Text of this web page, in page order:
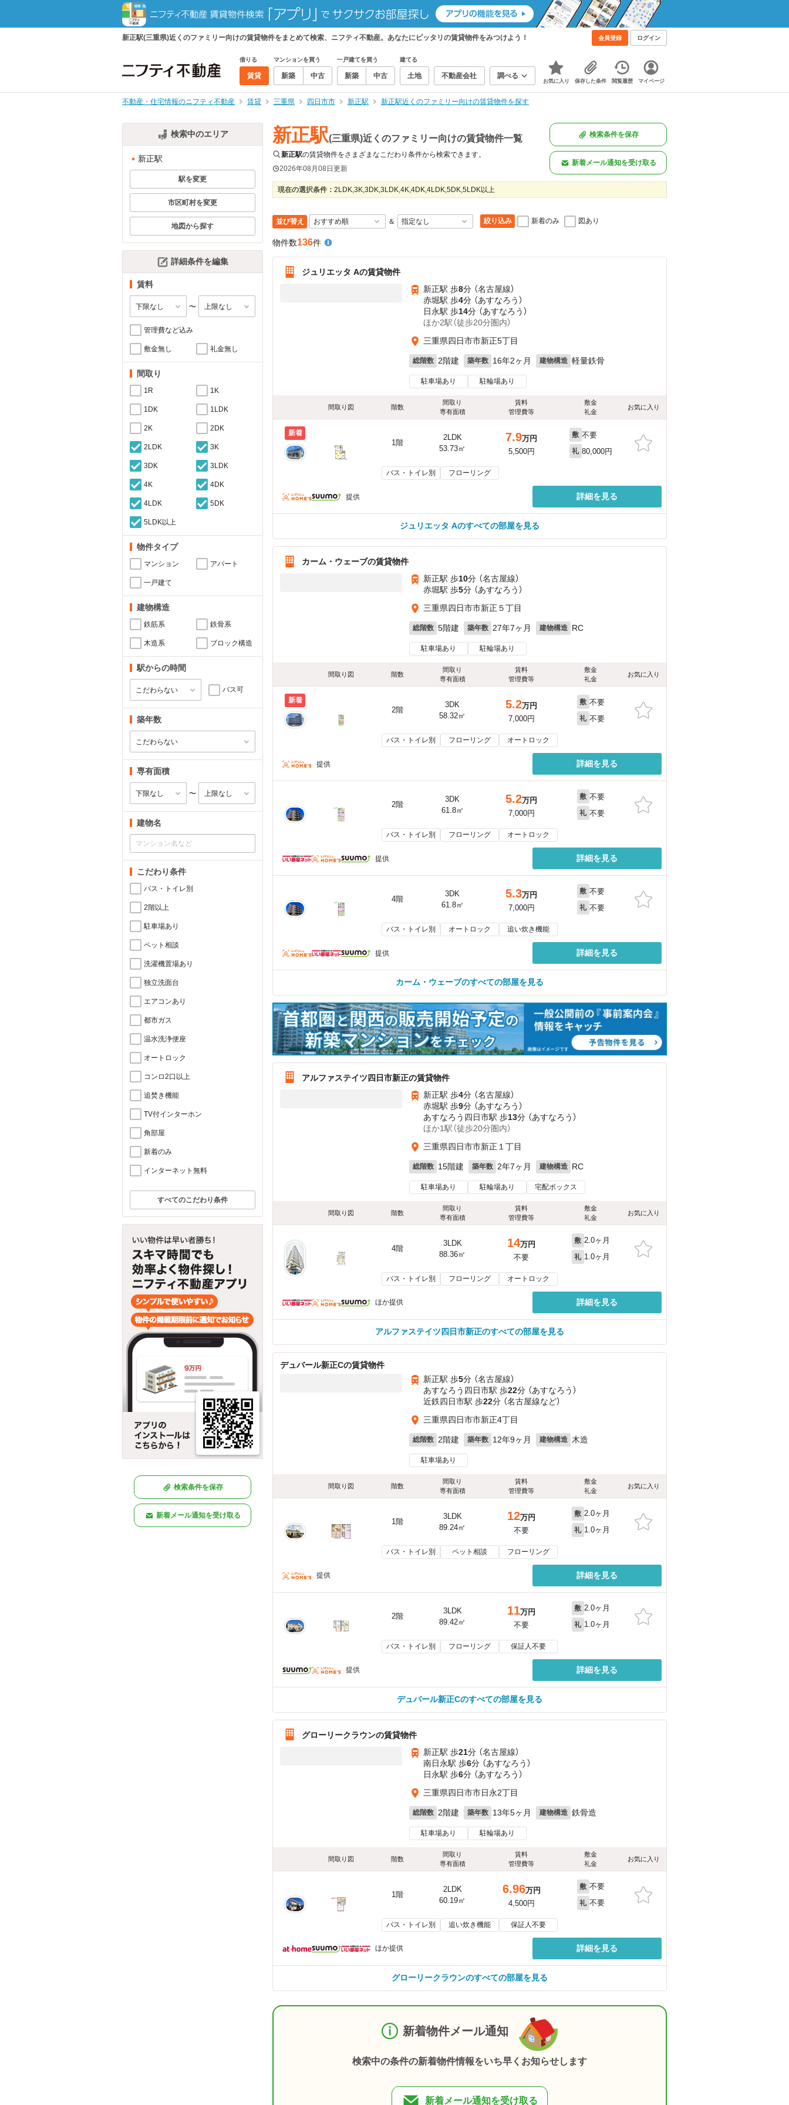
新正駅(三重県)近くのファミリー向けの賃貸物件をまとめて検索、ニフティ不動産。あなたにピッタリの賃貸物件をみつけよう！ 会員登録 ログイン
借りる
賃貸
マンションを買う
新築 中古
一戸建てを買う
新築 中古
建てる
土地 不動産会社 調べる
お気に入り 保存した条件 閲覧履歴 マイページ
不動産・住宅情報のニフティ不動産 賃貸 三重県 四日市市 新正駅 新正駅近くのファミリー向けの賃貸物件を探す
検索中のエリア
新正駅
駅を変更
市区町村を変更
地図から探す
詳細条件を編集
賃料
〜
管理費など込み
敷金無し 礼金無し
間取り
1R 1K
1DK 1LDK
2K 2DK
2LDK 3K
3DK 3LDK
4K 4DK
4LDK 5DK
5LDK以上
物件タイプ
マンション アパート
一戸建て
建物構造
鉄筋系 鉄骨系
木造系 ブロック構造
駅からの時間
バス可
築年数
専有面積
〜
建物名
こだわり条件
バス・トイレ別
2階以上
駐車場あり
ペット相談
洗濯機置場あり
独立洗面台
エアコンあり
都市ガス
温水洗浄便座
オートロック
コンロ2口以上
追焚き機能
TV付インターホン
角部屋
新着のみ
インターネット無料
すべてのこだわり条件
検索条件を保存
新着メール通知を受け取る
新正駅(三重県)近くのファミリー向けの賃貸物件一覧
新正駅の賃貸物件をさまざまなこだわり条件から検索できます。
2026年08月08日更新
検索条件を保存
新着メール通知を受け取る
現在の選択条件： 2LDK,3K,3DK,3LDK,4K,4DK,4LDK,5DK,5LDK以上
並び替え ＆ 絞り込み 新着のみ 図あり
物件数136件
ジュリエッタ Aの賃貸物件
新正駅 歩8分 （名古屋線）
赤堀駅 歩4分 （あすなろう）
日永駅 歩14分 （あすなろう）
ほか2駅（徒歩20分圏内）
三重県四日市市新正5丁目
総階数 2階建 築年数 16年2ヶ月 建物構造 軽量鉄骨
駐車場あり 駐輪場あり
間取り図 階数
間取り
専有面積
賃料
管理費等
敷金
礼金
お気に入り
新着
1階
2LDK
53.73㎡
7.9万円
5,500円
敷 不要
礼 80,000円
バス・トイレ別 フローリング
提供 詳細を見る
ジュリエッタ Aのすべての部屋を見る
カーム・ウェーブの賃貸物件
新正駅 歩10分 （名古屋線）
赤堀駅 歩5分 （あすなろう）
三重県四日市市新正５丁目
総階数 5階建 築年数 27年7ヶ月 建物構造 RC
駐車場あり 駐輪場あり
間取り図 階数
間取り
専有面積
賃料
管理費等
敷金
礼金
お気に入り
新着
2階
3DK
58.32㎡
5.2万円
7,000円
敷 不要
礼 不要
バス・トイレ別 フローリング オートロック
提供 詳細を見る
2階
3DK
61.8㎡
5.2万円
7,000円
敷 不要
礼 不要
バス・トイレ別 フローリング オートロック
提供 詳細を見る
4階
3DK
61.8㎡
5.3万円
7,000円
敷 不要
礼 不要
バス・トイレ別 オートロック 追い炊き機能
提供 詳細を見る
カーム・ウェーブのすべての部屋を見る
アルファステイツ四日市新正の賃貸物件
新正駅 歩4分 （名古屋線）
赤堀駅 歩9分 （あすなろう）
あすなろう四日市駅 歩13分 （あすなろう）
ほか1駅（徒歩20分圏内）
三重県四日市市新正１丁目
総階数 15階建 築年数 2年7ヶ月 建物構造 RC
駐車場あり 駐輪場あり 宅配ボックス
間取り図 階数
間取り
専有面積
賃料
管理費等
敷金
礼金
お気に入り
4階
3LDK
88.36㎡
14万円
不要
敷 2.0ヶ月
礼 1.0ヶ月
バス・トイレ別 フローリング オートロック
ほか提供 詳細を見る
アルファステイツ四日市新正のすべての部屋を見る
デュバール新正Cの賃貸物件
新正駅 歩5分 （名古屋線）
あすなろう四日市駅 歩22分 （あすなろう）
近鉄四日市駅 歩22分 （名古屋線など）
三重県四日市市新正4丁目
総階数 2階建 築年数 12年9ヶ月 建物構造 木造
駐車場あり
間取り図 階数
間取り
専有面積
賃料
管理費等
敷金
礼金
お気に入り
1階
3LDK
89.24㎡
12万円
不要
敷 2.0ヶ月
礼 1.0ヶ月
バス・トイレ別 ペット相談 フローリング
提供 詳細を見る
2階
3LDK
89.42㎡
11万円
不要
敷 2.0ヶ月
礼 1.0ヶ月
バス・トイレ別 フローリング 保証人不要
提供 詳細を見る
デュバール新正Cのすべての部屋を見る
グローリークラウンの賃貸物件
新正駅 歩21分 （名古屋線）
南日永駅 歩6分 （あすなろう）
日永駅 歩6分 （あすなろう）
三重県四日市市日永2丁目
総階数 2階建 築年数 13年5ヶ月 建物構造 鉄骨造
駐車場あり 駐輪場あり
間取り図 階数
間取り
専有面積
賃料
管理費等
敷金
礼金
お気に入り
1階
2LDK
60.19㎡
6.96万円
4,500円
敷 不要
礼 不要
バス・トイレ別 追い炊き機能 保証人不要
ほか提供 詳細を見る
グローリークラウンのすべての部屋を見る
新着物件メール通知
検索中の条件の新着物件情報をいち早くお知らせします
新着メール通知を受け取る